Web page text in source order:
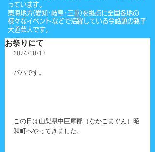
っています。
東海地方(愛知･岐阜･三重)を拠点に全国各地の
様々なイベントなどで活躍している今話題の親子
大道芸人です。
お祭りにて
2024/10/13
パパです。
この日は山梨県中巨摩郡（なかこまぐん）昭
和町へやってきました。